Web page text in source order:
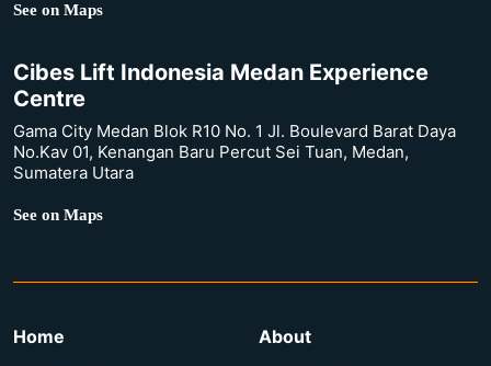
See on Maps
Cibes Lift Indonesia Medan Experience
Centre
Gama City Medan Blok R10 No. 1 Jl. Boulevard Barat Daya
No.Kav 01, Kenangan Baru Percut Sei Tuan, Medan,
Sumatera Utara
See on Maps
Home
About